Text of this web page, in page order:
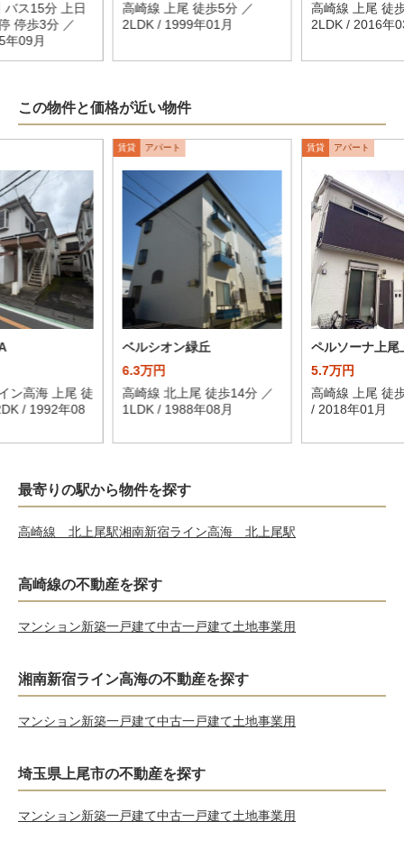
バス15分 上日
停歩3分 ／
年09月
高崎線 上尾 徒歩5分 ／
2LDK / 1999年01月
高崎線 上尾 徒
2LDK / 2016年
この物件と価格が近い物件
ン高海 上尾 徒
/ 1992年08
賃貸 アパート
ベルシオン緑丘
6.3万円
高崎線 北上尾 徒歩14分 ／
1LDK / 1988年08月
賃貸 アパート
ペルソーナ上尾
5.7万円
高崎線 上尾 徒
/ 2018年01月
最寄りの駅から物件を探す
高崎線 北上尾駅湘南新宿ライン高海 北上尾駅
高崎線の不動産を探す
マンション新築一戸建て中古一戸建て土地事業用
湘南新宿ライン高海の不動産を探す
マンション新築一戸建て中古一戸建て土地事業用
埼玉県上尾市の不動産を探す
マンション新築一戸建て中古一戸建て土地事業用